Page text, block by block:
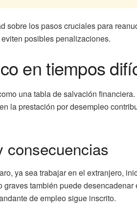
los pasos cruciales para
posibles penalizaciones.
en tiempos
una tabla de salvación
la prestación por desempleo
consecuencias
ya sea trabajar en el extranjero,
también puede
de empleo sigue inscrito.